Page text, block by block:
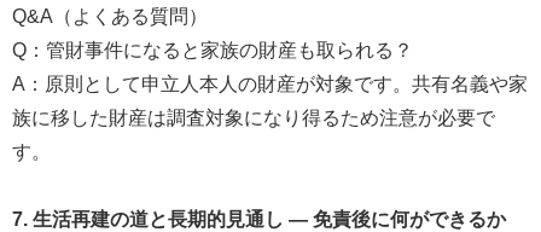
Q&A（よくある質問）
Q：管財事件になると家族の財産も取られる？
A：原則として申立人本人の財産が対象です。共有名義や家
族に移した財産は調査対象になり得るため注意が必要で
す。
7. 生活再建の道と長期的見通し ― 免責後に何ができるか